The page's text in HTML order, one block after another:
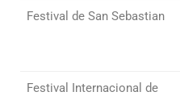
Festival de San Sebastian
Festival Internacional de